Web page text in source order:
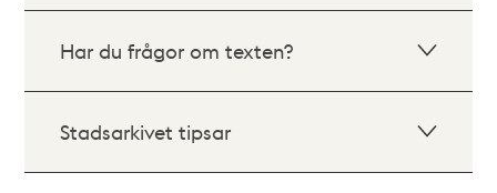
Har du frågor om texten?
Stadsarkivet tipsar